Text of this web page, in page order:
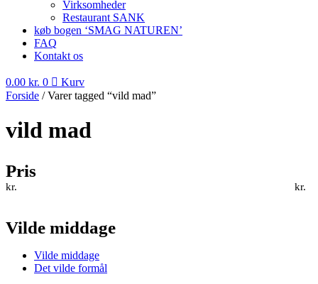
Virksomheder
Restaurant SANK
køb bogen ‘SMAG NATUREN’
FAQ
Kontakt os
0.00 kr. 0
Kurv
Forside / Varer tagged “vild mad”
vild mad
Pris
kr. kr.
Vilde middage
Vilde middage
Det vilde formål